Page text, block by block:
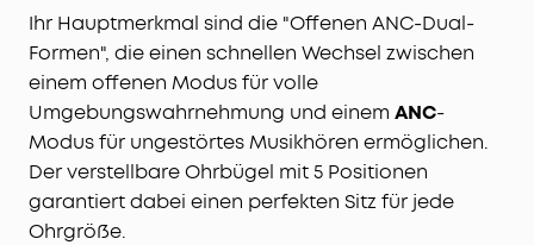
Spatial Audio für ein kinoreifes Hörerlebnis.
Atmungsaktiver & sicherer Halt: Das offene Design
vermeidet direkten Kontakt mit dem Gehörgang
und beugt Druck oder Juckreiz vor. Dank der 5
verstellbaren Stufen (56°) sitzen die Open-Ear
Kopfhörer sogar beim Springen oder Sprinten
sicher und bequem.
Semi-Open-Ear: Im Semi-Open-Ear-Modus prüft
ein 6-Sensoren-System mit adaptivem Algorithmus
Ihr Hauptmerkmal sind die "Offenen ANC-Dual-
Formen", die einen schnellen Wechsel zwischen
einem offenen Modus für volle
Umgebungswahrnehmung und einem ANC-
Modus für ungestörtes Musikhören ermöglichen.
Der verstellbare Ohrbügel mit 5 Positionen
garantiert dabei einen perfekten Sitz für jede
Ohrgröße.